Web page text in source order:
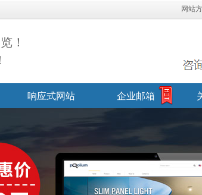
网站
！
响应式网站 企业邮箱